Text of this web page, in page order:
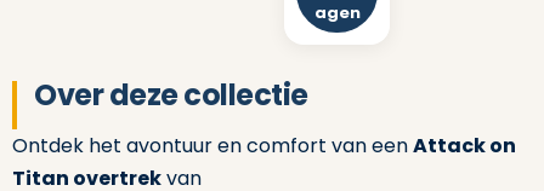
agen
Over deze collectie
Ontdek het avontuur en comfort van eenAttack on
Titan overtrekvan